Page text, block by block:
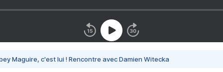
Maguire, c'est lui ! Rencontre avec Damien Witecka